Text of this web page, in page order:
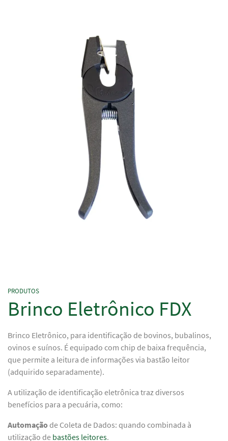
PRODUTOS
Brinco Eletrônico FDX
Brinco Eletrônico, para identificação de bovinos, bubalinos,
ovinos e suínos. É equipado com chip de baixa frequência,
que permite a leitura de informações via bastão leitor
(adquirido separadamente).
A utilização de identificação eletrônica traz diversos
benefícios para a pecuária, como:
Automaçãode Coleta de Dados: quando combinada à
utilização de bastões leitores.